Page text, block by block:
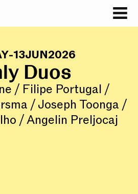
-13JUN2026
Duos
/ Filipe Portugal /
/ Joseph Toonga /
/ Angelin Preljocaj